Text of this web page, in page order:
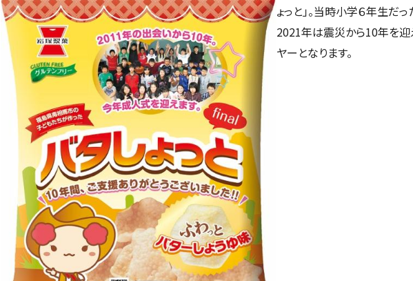
ょっと」。当時小学６年生だ
2021年は震災から10年を迎え
ヤーとなります。